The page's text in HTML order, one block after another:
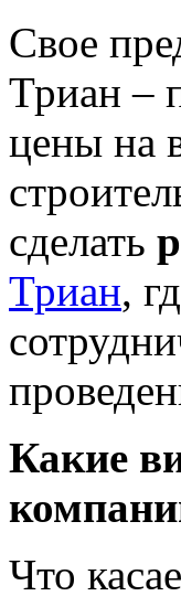
Свое
Триан –
цены на
сделать
Триан,
Какие
Что